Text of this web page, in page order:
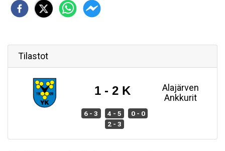
Tilastot
1 - 2 K
Alajärven
Ankkurit
6 - 3 4 - 5
0 - 0
2 - 3